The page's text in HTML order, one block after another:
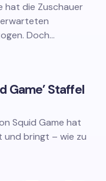
hat die Zuschauer
Doch…
Game’ Staffel
Squid Game hat
und bringt – wie zu